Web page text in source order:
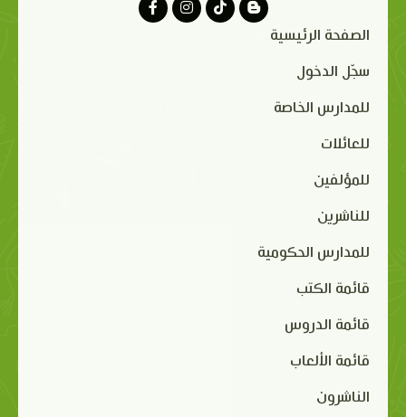
الصفحة الرئيسية
سجّل الدخول
للمدارس الخاصة
للعائلات
للمؤلفين
للناشرين
للمدارس الحكومية
قائمة الكتب
قائمة الدروس
قائمة الألعاب
الناشرون